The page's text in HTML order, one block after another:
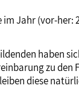
Jahr (vor-her:
haben
zu
diese